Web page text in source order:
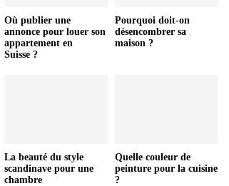
Où publier une
annonce pour louer son
appartement en
Suisse ?
Pourquoi doit-on
désencombrer sa
maison ?
La beauté du style
scandinave pour une
chambre
Quelle couleur de
peinture pour la cuisine
?